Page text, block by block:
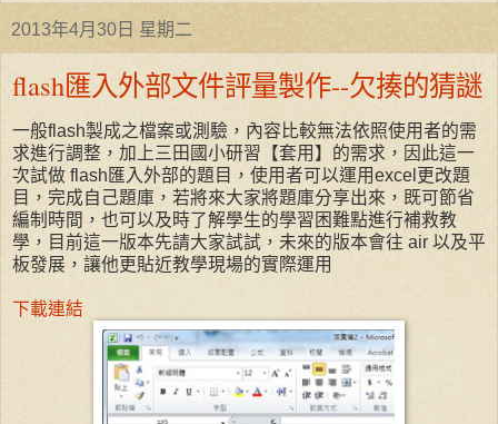
2013年4月30日 星期二
flash匯入外部文件評量製作--欠揍的猜謎
一般flash製成之檔案或測驗，內容比較無法依照使用者的需
求進行調整，加上三田國小研習【套用】的需求，因此這一
次試做 flash匯入外部的題目，使用者可以運用excel更改題
目，完成自己題庫，若將來大家將題庫分享出來，既可節省
編制時間，也可以及時了解學生的學習困難點進行補救教
學，目前這一版本先請大家試試，未來的版本會往 air 以及平
板發展，讓他更貼近教學現場的實際運用
下載連結